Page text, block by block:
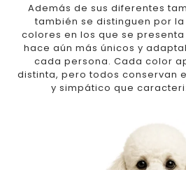
Además de sus diferentes
también se distinguen por
colores en los que se
hace aún más únicos y
cada persona. Cada color
distinta, pero todos conservan
y simpático que